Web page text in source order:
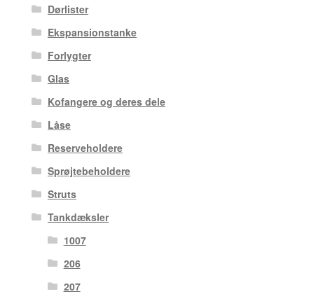
Dørlister
Ekspansionstanke
Forlygter
Glas
Kofangere og deres dele
Låse
Reserveholdere
Sprøjtebeholdere
Struts
Tankdæksler
1007
206
207